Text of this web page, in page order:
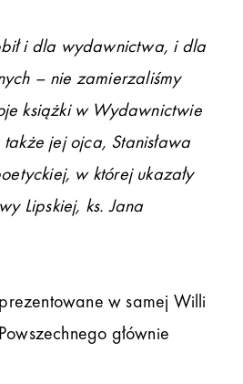
i dla wydawnictwa, i dla
– nie zamierzaliśmy
książki w Wydawnictwie
jej ojca, Stanisława
w której ukazały
Lipskiej, ks. Jana
w samej Willi
głównie